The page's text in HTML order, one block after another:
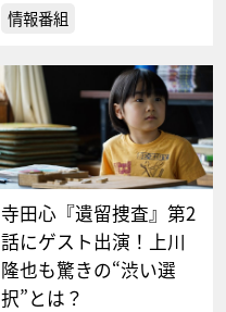
情報番組
寺田心『遺留捜査』第2
話にゲスト出演！上川
隆也も驚きの“渋い選
択”とは？